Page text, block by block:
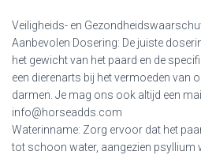
Veiligheids- en
Aanbevolen Dosering: De juiste
het gewicht van het paard en de
een dierenarts bij het vermoeden van
darmen. Je mag ons ook altijd een
info@horseadds.com
Waterinname: Zorg ervoor dat het
tot schoon water, aangezien psyllium